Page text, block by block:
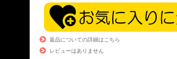
返品についての詳細はこちら
レビューはありません